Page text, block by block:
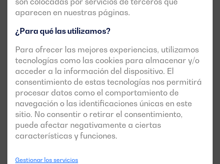
aparecen en nuestras páginas.
¿Para qué las utilizamos?
Para ofrecer las mejores experiencias, utilizamos
tecnologías como las cookies para almacenar y/o
acceder a la información del dispositivo. El
consentimiento de estas tecnologías nos permitirá
procesar datos como el comportamiento de
navegación o las identificaciones únicas en este
sitio. No consentir o retirar el consentimiento,
puede afectar negativamente a ciertas
características y funciones.
Gestionar los servicios
doble delta, etc.) podemos encontrarnosalternadores de 6
o de 12 hilos. Sin embargo, lo más habitual en la industria
es contar con alternadores de 12 hilos, con los que
podemos reconexionarlo a estrella y triángulo.
Niveles de aislamiento
En alternadores, podemos encontrar tres clases de
aislamiento, en función de su temperatura máxima
admisible. Elaislamiento clase Hes el habitual en
alternadores a baja tensión, presentes en grupos
de 180ºC.